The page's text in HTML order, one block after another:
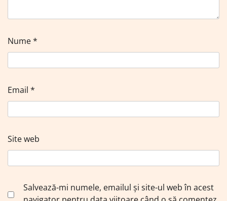
Nume*
Email *
Site web
Salvează-mi numele, emailul și site-ul web în acest